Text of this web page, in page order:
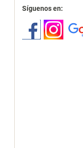
redes
Síguenos en: